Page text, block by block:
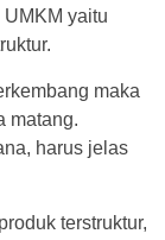
yaitu
maka
matang.
harus jelas
terstruktur,